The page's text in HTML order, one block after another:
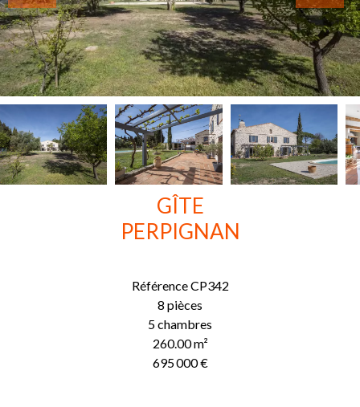
GÎTE
PERPIGNAN
RéférenceCP342
8 pièces
5 chambres
260.00m²
695 000 €